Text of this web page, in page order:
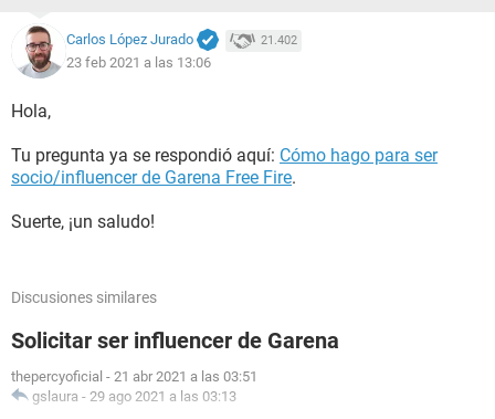
Carlos López Jurado 21.402
23 feb 2021 a las 13:06
Hola,
Tu pregunta ya se respondió aquí: Cómo hago para ser
socio/influencer de Garena Free Fire.
Suerte, ¡un saludo!
Discusiones similares
Solicitar ser influencer de Garena
thepercyoficial - 21 abr 2021 a las 03:51
gslaura - 29 ago 2021 a las 03:13